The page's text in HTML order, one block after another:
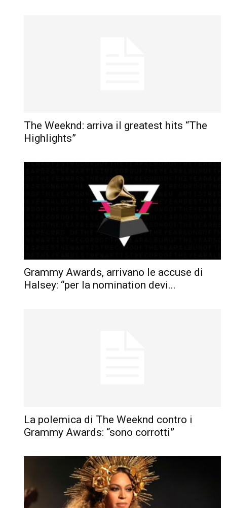
The Weeknd: arriva il greatest hits “The
Highlights”
Grammy Awards, arrivano le accuse di
Halsey: “per la nomination devi...
La polemica di The Weeknd contro i
Grammy Awards: “sono corrotti”